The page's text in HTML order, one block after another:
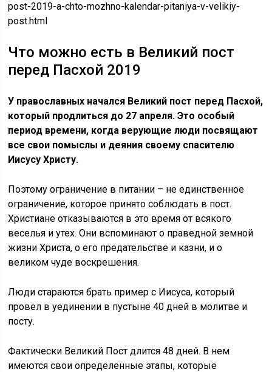
post-2019-a-chto-mozhno-kalendar-pitaniya-v-velikiy-
post.html
Что можно есть в Великий пост
перед Пасхой 2019
У православных начался Великий пост перед Пасхой,
который продлиться до 27 апреля. Это особый
период времени, когда верующие люди посвящают
все свои помыслы и деяния своему спасителю
Иисусу Христу.
Поэтому ограничение в питании – не единственное
ограничение, которое принято соблюдать в пост.
Христиане отказываются в это время от всякого
веселья и утех. Они вспоминают о праведной земной
жизни Христа, о его предательстве и казни, и о
великом чуде воскрешения.
Люди стараются брать пример с Иисуса, который
провел в уединении в пустыне 40 дней в молитве и
посту.
Фактически Великий Пост длится 48 дней. В нем
имеются свои определенные этапы, которые